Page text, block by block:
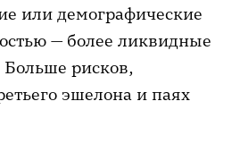
или демографические
— более ликвидные
Больше рисков,
эшелона и паях